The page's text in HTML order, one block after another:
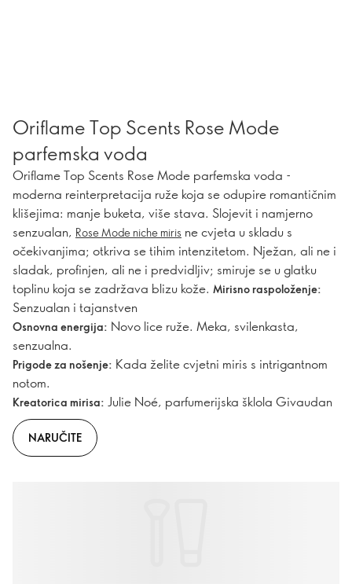
Oriflame Top Scents Rose Mode
parfemska voda
Oriflame Top Scents Rose Mode parfemska voda -
moderna reinterpretacija ruže koja se odupire romantičnim
klišejima: manje buketa, više stava. Slojevit i namjerno
senzualan, Rose Mode niche miris ne cvjeta u skladu s
očekivanjima; otkriva se tihim intenzitetom. Nježan, ali ne i
sladak, profinjen, ali ne i predvidljiv; smiruje se u glatku
toplinu koja se zadržava blizu kože. Mirisno raspoloženje:
Senzualan i tajanstven
Osnovna energija: Novo lice ruže. Meka, svilenkasta,
senzualna.
Prigode za nošenje: Kada želite cvjetni miris s intrigantnom
notom.
Kreatorica mirisa: Julie Noé, parfumerijska šklola Givaudan
NARUČITE